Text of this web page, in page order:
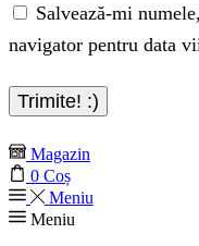
Salvează-mi
navigator pentru data
Magazin
0 Coș
Meniu
Meniu